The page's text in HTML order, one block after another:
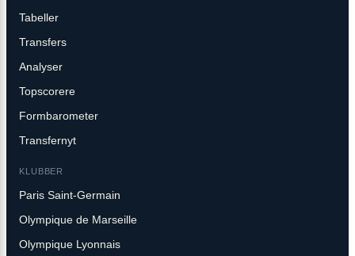
Tabeller
Transfers
Analyser
Topscorere
Formbarometer
Transfernyt
KLUBBER
Paris Saint-Germain
Olympique de Marseille
Olympique Lyonnais